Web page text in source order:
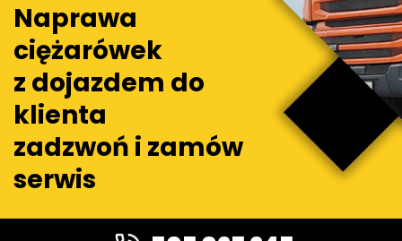
Naprawa
ciężarówek
z dojazdem do
klienta
zadzwoń i zamów
serwis